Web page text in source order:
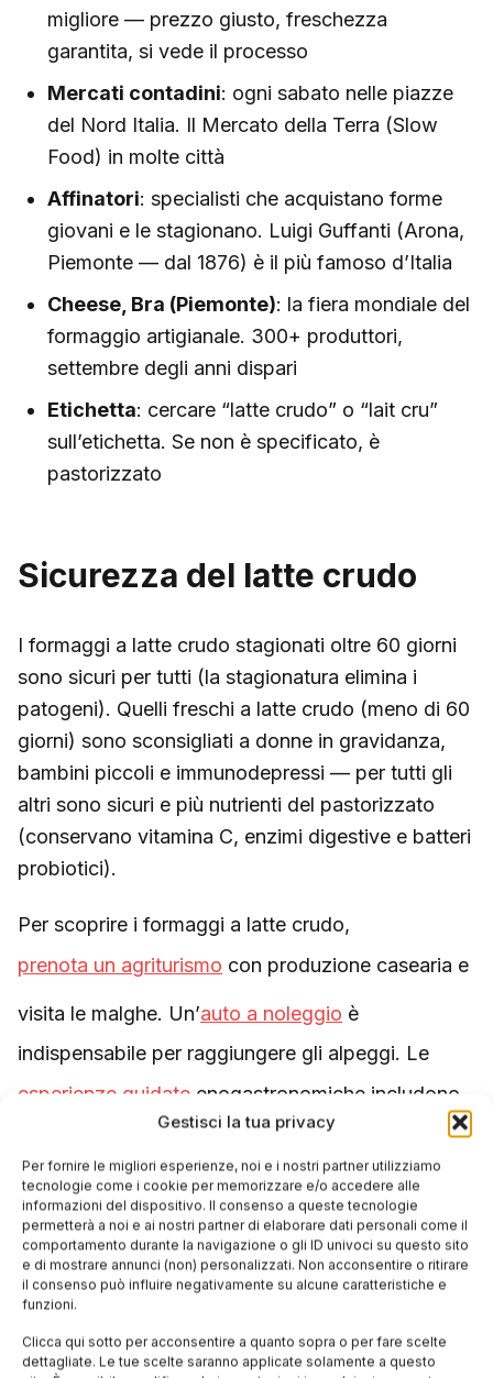
Gestisci la tua privacy
Per fornire le migliori esperienze, noi e i nostri partner utilizziamo
tecnologie come i cookie per memorizzare e/o accedere alle
informazioni del dispositivo. Il consenso a queste tecnologie
permetterà a noi e ai nostri partner di elaborare dati personali come il
comportamento durante la navigazione o gli ID univoci su questo sito
e di mostrare annunci (non) personalizzati. Non acconsentire o ritirare
il consenso può influire negativamente su alcune caratteristiche e
funzioni.
Clicca qui sotto per acconsentire a quanto sopra o per fare scelte
dettagliate. Le tue scelte saranno applicate solamente a questo
migliore — prezzo giusto, freschezza
garantita, si vede il processo
Mercati contadini: ogni sabato nelle piazze
del Nord Italia. Il Mercato della Terra (Slow
Food) in molte città
Affinatori: specialisti che acquistano forme
giovani e le stagionano. Luigi Guffanti (Arona,
Piemonte — dal 1876) è il più famoso d’Italia
Cheese, Bra (Piemonte): la fiera mondiale del
formaggio artigianale. 300+ produttori,
settembre degli anni dispari
Etichetta: cercare “latte crudo” o “lait cru”
sull’etichetta. Se non è specificato, è
pastorizzato
Sicurezza del latte crudo
I formaggi a latte crudo stagionati oltre 60 giorni
sono sicuri per tutti (la stagionatura elimina i
patogeni). Quelli freschi a latte crudo (meno di 60
giorni) sono sconsigliati a donne in gravidanza,
bambini piccoli e immunodepressi — per tutti gli
altri sono sicuri e più nutrienti del pastorizzato
(conservano vitamina C, enzimi digestive e batteri
probiotici).
Per scoprire i formaggi a latte crudo,
prenota un agriturismo con produzione casearia e
visita le malghe. Un’auto a noleggio è
indispensabile per raggiungere gli alpeggi. Le
esperienze guidate enogastronomiche includono
visite ai caseifici con degustazione guidata.
Tags: alpeggio , artigianale , degustazione ,
DOP